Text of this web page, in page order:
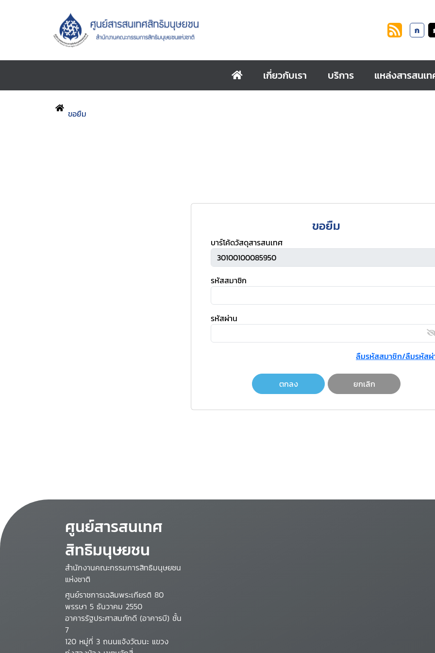
ก
เกี่ยวกับเรา บริการ แหล่งสารสนเ
ขอยืม
ขอยืม
บาร์โค้ดวัสดุสารสนเทศ
รหัสสมาชิก
รหัสผ่าน
ลืมรหัสสมาชิก/ลืมรหัสผ่
ตกลง ยกเลิก
ศูนย์สารสนเทศ
สิทธิมนุษยชน
สำนักงานคณะกรรมการสิทธิมนุษยชน
แห่งชาติ
ศูนย์ราชการเฉลิมพระเกียรติ 80
พรรษา 5 ธันวาคม 2550
อาคารรัฐประศาสนภักดี (อาคารบี) ชั้น
7
120 หมู่ที่ 3 ถนนแจ้งวัฒนะ แขวง